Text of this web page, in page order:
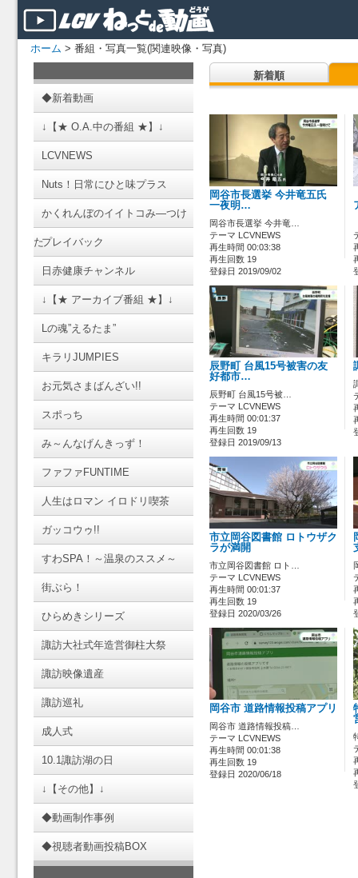
ホーム > 番組・写真一覧(関連映像・写真)
◆新着動画
↓【★ O.A.中の番組 ★】↓
LCVNEWS
Nuts！日常にひと味プラス
かくれんぼのイイトコみ―つけ
たプレイバック
日赤健康チャンネル
↓【★ アーカイブ番組 ★】↓
Lの魂”えるたま”
キラリJUMPIES
お元気さまばんざい!!
スポっち
み～んなげんきっず！
ファファFUNTIME
人生はロマン イロドリ喫茶
ガッコウゥ!!
すわSPA！～温泉のススメ～
街ぶら！
ひらめきシリーズ
諏訪大社式年造営御柱大祭
諏訪映像遺産
諏訪巡礼
成人式
10.1諏訪湖の日
↓【その他】↓
◆動画制作事例
◆視聴者動画投稿BOX
新着順
岡谷市長選挙 今井竜五氏
一夜明…
岡谷市長選挙 今井竜…
テーマ LCVNEWS
再生時間 00:03:38
再生回数 19
登録日 2019/09/02
辰野町 台風15号被害の友
好都市…
辰野町 台風15号被…
テーマ LCVNEWS
再生時間 00:01:37
再生回数 19
登録日 2019/09/13
市立岡谷図書館 ロトウザク
ラが満開
市立岡谷図書館 ロト…
テーマ LCVNEWS
再生時間 00:01:37
再生回数 19
登録日 2020/03/26
岡谷市 道路情報投稿アプリ
岡谷市 道路情報投稿…
テーマ LCVNEWS
再生時間 00:01:38
再生回数 19
登録日 2020/06/18